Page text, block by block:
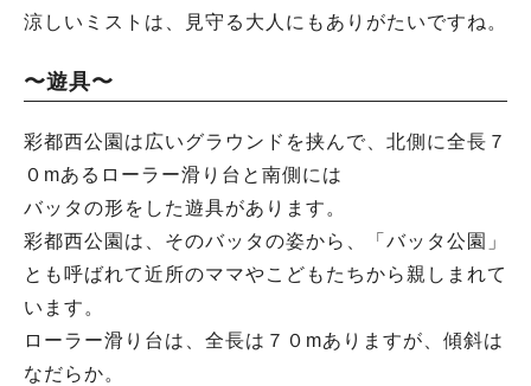
涼しいミストは、見守る大人にもありがたいですね。
〜遊具〜
彩都西公園は広いグラウンドを挟んで、北側に全長７
０mあるローラー滑り台と南側には
バッタの形をした遊具があります。
彩都西公園は、そのバッタの姿から、「バッタ公園」
とも呼ばれて近所のママやこどもたちから親しまれて
います。
ローラー滑り台は、全長は７０mありますが、傾斜は
なだらか。